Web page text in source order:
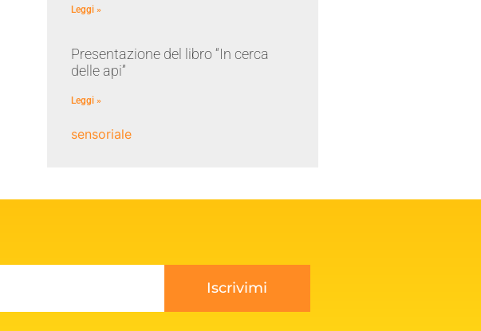
Leggi »
Presentazione del libro “In cerca
delle api”
Leggi »
sensoriale
Iscrivimi